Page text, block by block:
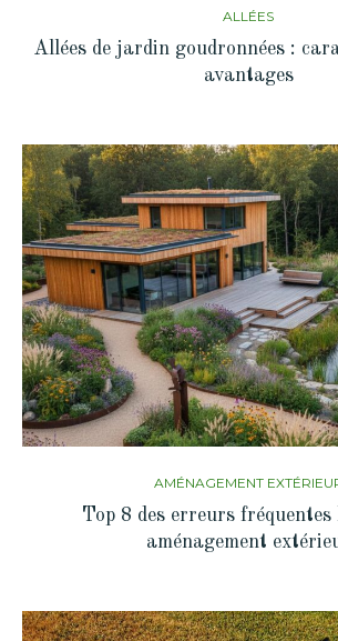
ALLÉES
Allées de jardin goudronnées :
avantages
AMÉNAGEMENT
Top 8 des erreurs fréquentes
aménagement